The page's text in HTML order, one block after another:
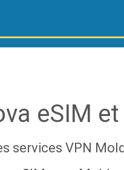
eSIM
services VPN